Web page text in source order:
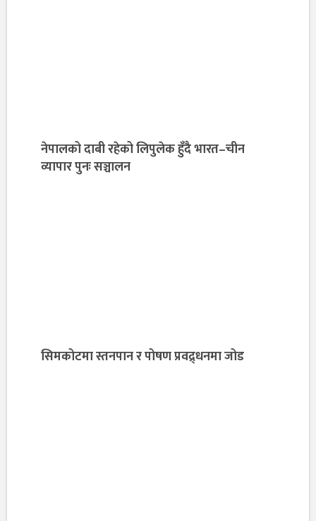
नेपालको दाबी रहेको लिपुलेक हुँदै भारत–चीन
व्यापार पुनः सञ्चालन
सिमकोटमा स्तनपान र पोषण प्रवद्र्धनमा जोड